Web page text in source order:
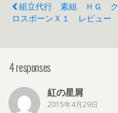
組立代行 素組 ＨＧ ク
ロスボーンＸ１ レビュー
4 responses
紅の星屑
2015年4月29日